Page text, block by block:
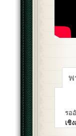
พ
รอ
เชิ